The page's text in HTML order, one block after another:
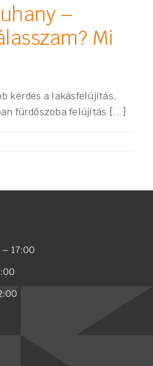
–
Mi
kérdés a lakásfelújítás,
fürdőszoba felújítás [...]
17:00